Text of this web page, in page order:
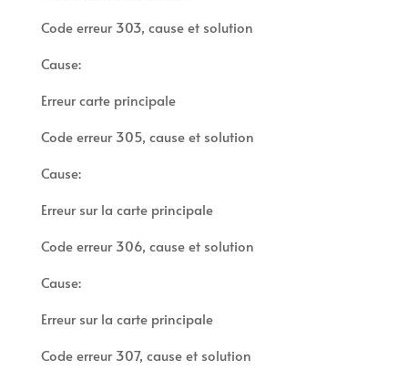
Code erreur 303, cause et solution
Cause:
Erreur carte principale
Code erreur 305, cause et solution
Cause:
Erreur sur la carte principale
Code erreur 306, cause et solution
Cause:
Erreur sur la carte principale
Code erreur 307, cause et solution